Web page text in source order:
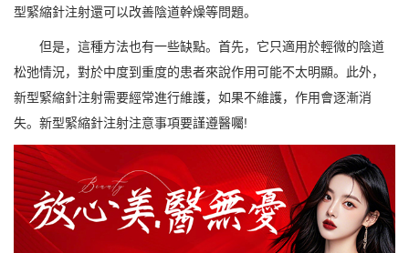
型緊縮針注射還可以改善陰道幹燥等問題。
但是，這種方法也有一些缺點。首先，它只適用於輕微的陰道
松弛情況，對於中度到重度的患者來說作用可能不太明顯。此外，
新型緊縮針注射需要經常進行維護，如果不維護，作用會逐漸消
失。新型緊縮針注射注意事項要謹遵醫囑!